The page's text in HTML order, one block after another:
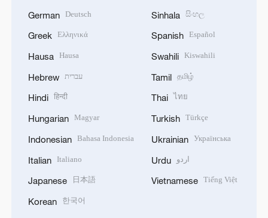
German Deutsch
Greek Ελληνικά
Hausa Hausa
Hebrew עברית
Hindi हिन्दी
Hungarian Magyar
Indonesian Bahasa Indonesia
Italian Italiano
Japanese 日本語
Korean 한국어
Sinhala සිංහල
Spanish Español
Swahili Kiswahili
Tamil தமிழ்
Thai ไทย
Turkish Türkçe
Ukrainian Українська
Urdu اردو
Vietnamese Tiếng Việt